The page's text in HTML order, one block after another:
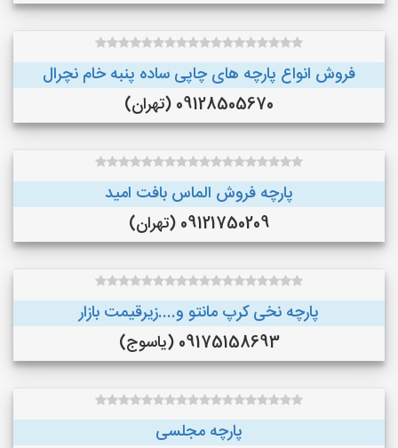
فروش انواع پارچه های چاپی ساده پنبه خام نچرال
09128505670 (تهران)
پارچه فروش الماس بافت امید
09121750209 (تهران)
پارچه نخی کرپ مانتو و....زیرقیمت بازار
09175158693 (یاسوج)
پارچه مجلسی